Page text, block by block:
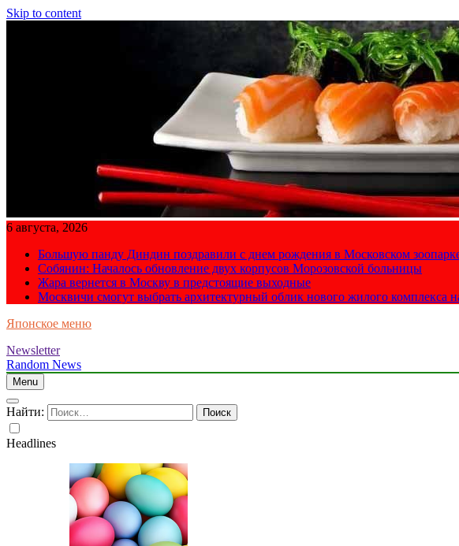
Skip to content
6 августа, 2026
Большую панду Диндин поздравили с днем рождения в Московском
Собянин: Началось обновление двух корпусов Морозовской больницы
Жара вернется в Москву в предстоящие выходные
Москвичи смогут выбрать архитектурный облик нового жилого комплекса
Японское меню
Newsletter
Random News
Menu
Найти:
Headlines